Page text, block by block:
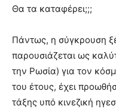
Θα τα καταφέρει;;;
Πάντως, η σύγκρουση
παρουσιάζεται ως
την Ρωσία) για τον
του έτους, έχει
τάξης υπό κινεζική